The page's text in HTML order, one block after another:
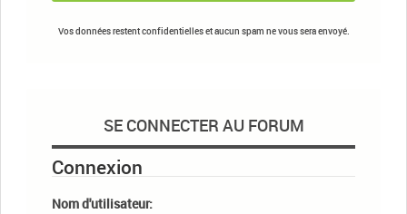
Vos données restent confidentielles et aucun spam ne vous sera envoyé.
SE CONNECTER AU FORUM
Connexion
Nom d'utilisateur: